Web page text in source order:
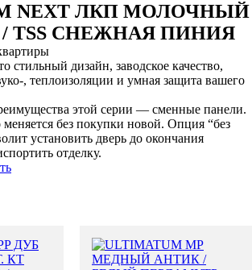
NEXT ЛКП МОЛОЧНЫЙ
TSS СНЕЖНАЯ ПИНИЯ
стильный дизайн, заводское качество,
, теплоизоляции и умная защита вашего
этой серии — сменные панели.
меняется без покупки новой. Опция “без
установить дверь до окончания
отделку.